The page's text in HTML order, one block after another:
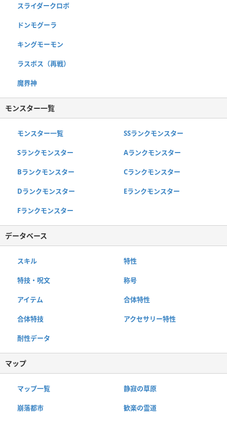
スライダークロボ
ドンモグーラ
キングモーモン
ラスボス（再戦）
魔界神
モンスター一覧
モンスター一覧 SSランクモンスター
Sランクモンスター Aランクモンスター
Bランクモンスター Cランクモンスター
Dランクモンスター Eランクモンスター
Fランクモンスター
データベース
スキル 特性
特技・呪文 称号
アイテム 合体特性
合体特技 アクセサリー特性
耐性データ
マップ
マップ一覧 静寂の草原
崩落都市 歓楽の霊道